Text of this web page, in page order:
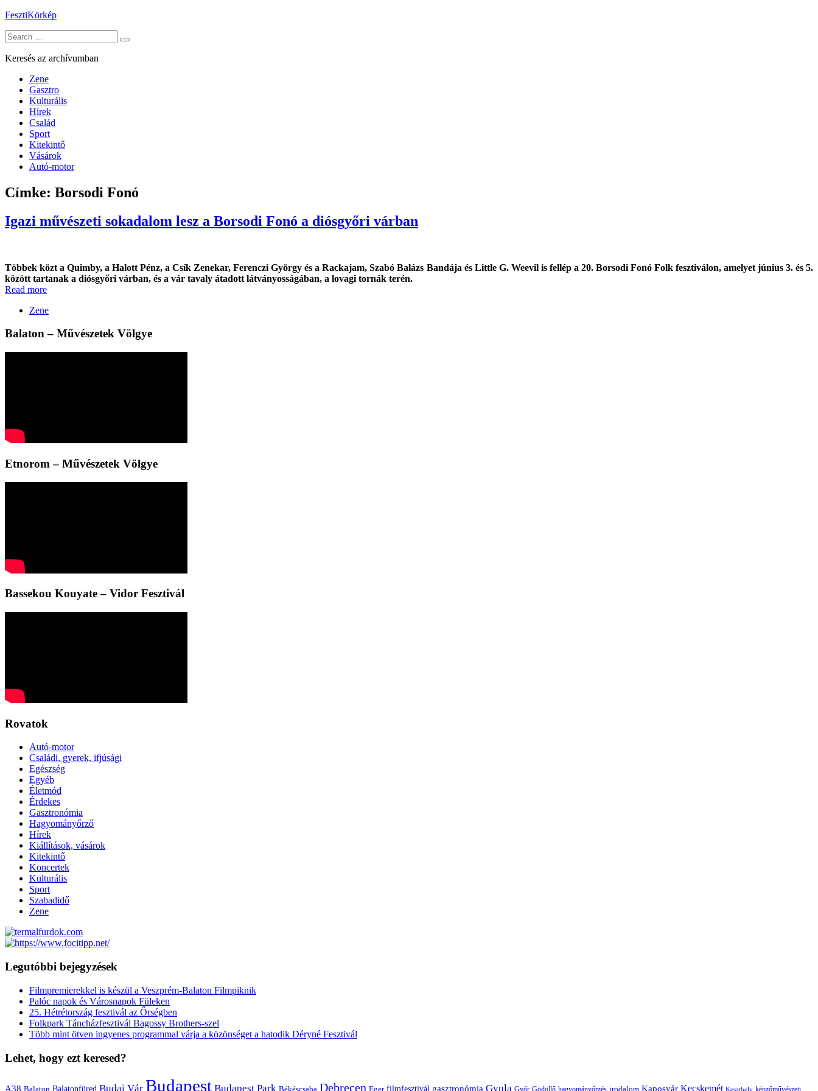
Skip
content
FesztiKörkép
Search
for:
Keresés az archívumban
Zene
Gasztro
Kulturális
Hírek
Család
Sport
Kitekintő
Vásárok
Autó-motor
Címke: Borsodi Fonó
Igazi művészeti sokadalom lesz a Borsodi Fonó a diósgyőri várban
Többek közt a Quimby, a Halott Pénz, a Csík Zenekar, Ferenczi György és a Rackajam, Szabó Balázs Bandája és Little G. Weevil is fellép a 20. Borsodi Fonó Folk fesztiválon, amelyet június 3. és 5.
között tartanak a diósgyőri várban, és a vár tavaly átadott látványosságában, a lovagi tornák terén.
Read more
Zene
Balaton – Művészetek Völgye
Etnorom – Művészetek Völgye
Bassekou Kouyate – Vidor Fesztivál
Rovatok
Autó-motor
Családi, gyerek, ifjúsági
Egészség
Egyéb
Életmód
Érdekes
Gasztronómia
Hagyományőrző
Hírek
Kiállítások, vásárok
Kitekintő
Koncertek
Kulturális
Sport
Szabadidő
Zene
Legutóbbi bejegyzések
Filmpremierekkel is készül a Veszprém-Balaton Filmpiknik
Palóc napok és Városnapok Füleken
25. Hétrétország fesztivál az Őrségben
Folkpark Táncházfesztivál Bagossy Brothers-szel
Több mint ötven ingyenes programmal várja a közönséget a hatodik Déryné Fesztivál
Lehet, hogy ezt keresed?
A38 Balaton Balatonfüred Budai Vár Budapest Budapest Park Békéscsaba Debrecen Eger filmfesztivál gasztronómia Gyula irodalom Kaposvár Kecskemét Keszthely